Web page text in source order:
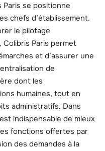
Paris se positionne
chefs d’établissement.
le pilotage
Colibris Paris permet
et d’assurer une
de
dont les
humaines, tout en
administratifs. Dans
indispensable de mieux
fonctions offertes par
des demandes à la